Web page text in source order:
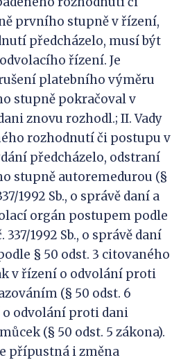
prvního stupně v řízení,
předcházelo, musí být
řízení. Je
platebního výměru
stupně pokračoval v
znovu rozhodl.; II. Vady
rozhodnutí či postupu v
předcházelo, odstraní
stupně autoremedurou (§
1992 Sb., o správě daní a
orgán postupem podle
337/1992 Sb., o správě daní
§ 50 odst. 3 citovaného
v řízení o odvolání proti
(§ 50 odst. 6
o odvolání proti dani
(§ 50 odst. 5 zákona).
přípustná i změna